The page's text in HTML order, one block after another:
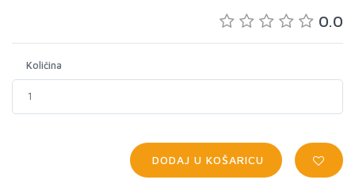
0.0
Količina
DODAJ U KOŠARICU